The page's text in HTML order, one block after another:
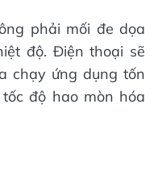
phải mối đe dọa
độ. Điện thoại sẽ
chạy ứng dụng tốn
độ hao mòn hóa